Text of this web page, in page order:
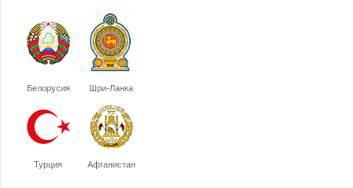
Белорусия Шри-Ланка
Турция Афганистан